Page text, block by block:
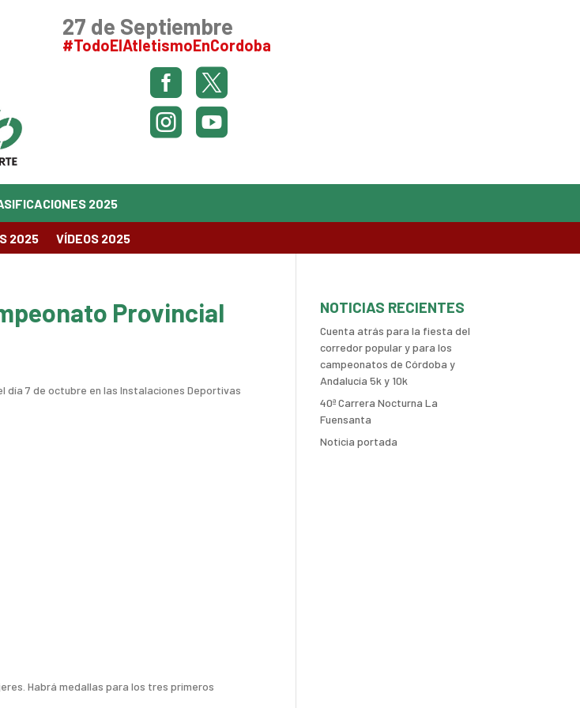
27 de Septiembre
#TodoElAtletismoEnCordoba




2025
2025 VÍDEOS 2025
Provincial
día 7 de octubre en las Instalaciones Deportivas
Habrá medallas para los tres primeros
NOTICIAS RECIENTES
Cuenta atrás para la fiesta del
corredor popular y para los
campeonatos de Córdoba y
Andalucía 5k y 10k
40ª Carrera Nocturna La
Fuensanta
Noticia portada